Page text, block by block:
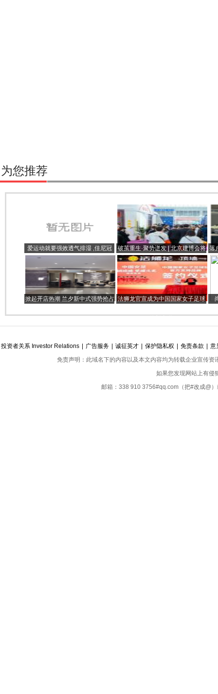
为您推荐
爱运动就要强效透气排湿 ,佳尼冠
军1号运动版有什么黑科技？
破茧重生·聚势迸发 | 北京建博会将
于3月19日开幕
落
掀起开店热潮 兰夕新中式强势抢占
法狮龙官宣成为中国国家女子足球
投资者关系 Investor Relations 广告服务 诚征英才 保护隐私权 免责条款
意
免责声明：此域名下的内容以及本文内容均为转载企业宣传
如果您发现网站上有侵
邮箱：338 910 3756#qq.com（把#改成@